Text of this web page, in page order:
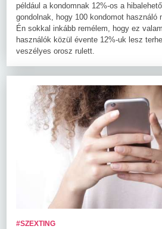
például a kondomnak 12%-os a
gondolnak, hogy 100 kondomot használó
Én sokkal inkább remélem, hogy ez
használók közül évente 12%-uk lesz
veszélyes orosz rulett.
#SZEXTING